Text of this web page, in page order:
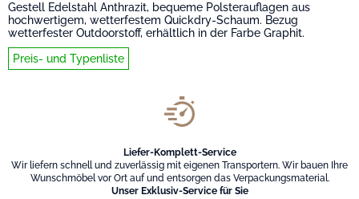
Gestell Edelstahl Anthrazit, bequeme Polsterauflagen aus
hochwertigem, wetterfestem Quickdry-Schaum. Bezug
wetterfester Outdoorstoff, erhältlich in der Farbe Graphit.
Preis- und Typenliste
Liefer-Komplett-Service
Wir liefern schnell und zuverlässig mit eigenen Transportern. Wir bauen Ihre
Wunschmöbel vor Ort auf und entsorgen das Verpackungsmaterial.
Unser Exklusiv-Service für Sie